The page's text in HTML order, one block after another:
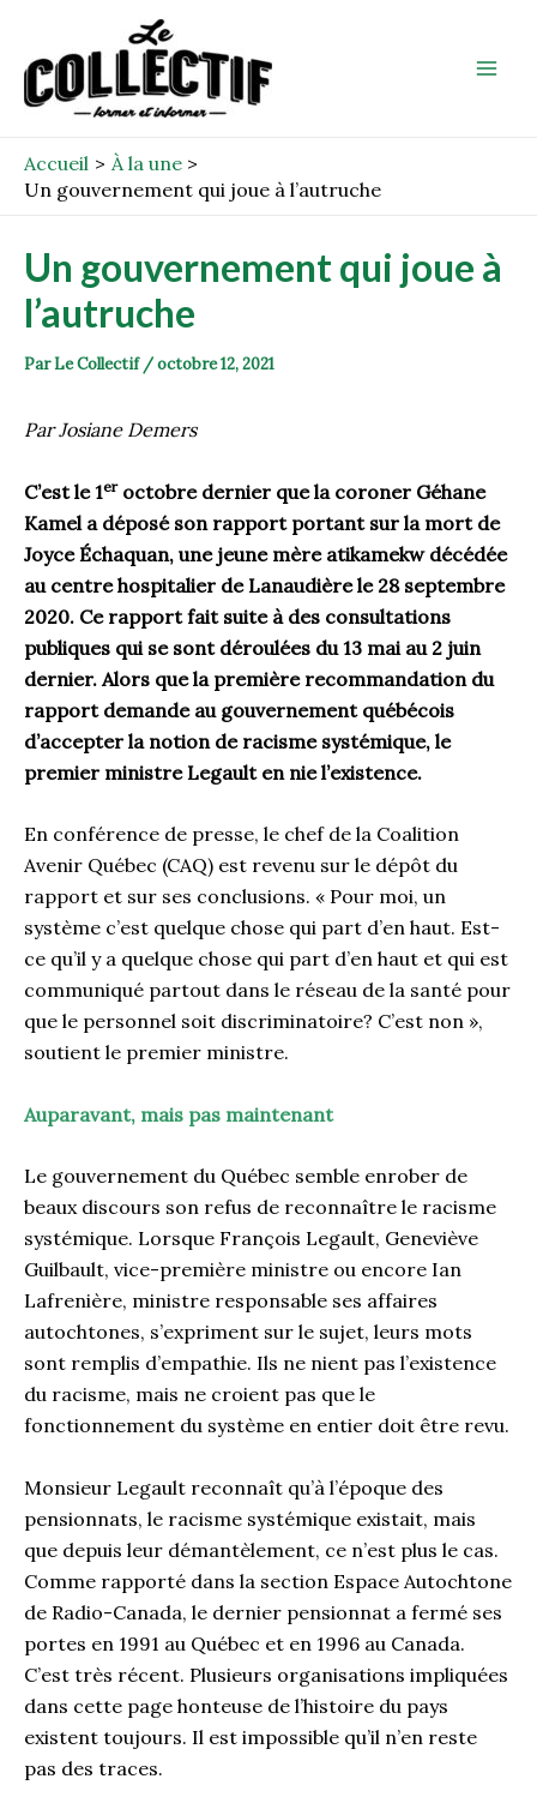
contenu
Accueil
À la une
Un gouvernement qui joue à l’autruche
Un gouvernement qui joue à
l’autruche
ParLe Collectif /octobre 12, 2021
Par Josiane Demers
C’est le 1eroctobre dernier que la coroner Géhane
Kamel a déposé son rapport portant sur la mort de
Joyce Échaquan, une jeune mère atikamekw décédée
au centre hospitalier de Lanaudière le 28 septembre
2020. Ce rapport fait suite à des consultations
publiques qui se sont déroulées du 13 mai au 2 juin
dernier. Alors que la première recommandation du
rapport demande au gouvernement québécois
d’accepter la notion de racisme systémique, le
premier ministre Legault en nie l’existence.
En conférence de presse, le chef de la Coalition
Avenir Québec (CAQ) est revenu sur le dépôt du
rapport et sur ses conclusions. « Pour moi, un
système c’est quelque chose qui part d’en haut. Est-
ce qu’il y a quelque chose qui part d’en haut et qui est
communiqué partout dans le réseau de la santé pour
que le personnel soit discriminatoire? C’est non »,
soutient le premier ministre.
Auparavant, mais pas maintenant
Le gouvernement du Québec semble enrober de
beaux discours son refus de reconnaître le racisme
systémique. Lorsque François Legault, Geneviève
Guilbault, vice-première ministre ou encore Ian
Lafrenière, ministre responsable ses affaires
autochtones, s’expriment sur le sujet, leurs mots
sont remplis d’empathie. Ils ne nient pas l’existence
du racisme, mais ne croient pas que le
fonctionnement du système en entier doit être revu.
Monsieur Legault reconnaît qu’à l’époque des
pensionnats, le racisme systémique existait, mais
que depuis leur démantèlement, ce n’est plus le cas.
Comme rapporté dans la section Espace Autochtone
de Radio-Canada, le dernier pensionnat a fermé ses
portes en 1991 au Québec et en 1996 au Canada.
C’est très récent. Plusieurs organisations impliquées
dans cette page honteuse de l’histoire du pays
existent toujours. Il est impossible qu’il n’en reste
pas des traces.
navigation